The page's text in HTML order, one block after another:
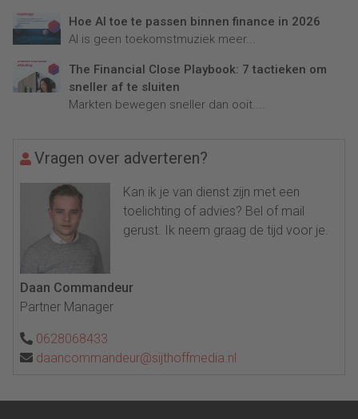
Hoe AI toe te passen binnen finance in 2026
AI is geen toekomstmuziek meer...
The Financial Close Playbook: 7 tactieken om
sneller af te sluiten
Markten bewegen sneller dan ooit....
Vragen over adverteren?
Kan ik je van dienst zijn met een
toelichting of advies? Bel of mail
gerust. Ik neem graag de tijd voor je.
Daan Commandeur
Partner Manager
0628068433
daancommandeur@sijthoffmedia.nl